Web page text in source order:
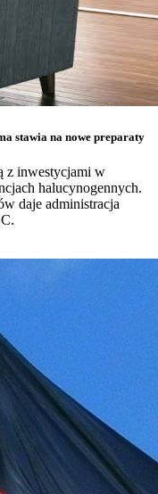
stawia na nowe preparaty
z inwestycjami w
halucynogennych.
daje administracja